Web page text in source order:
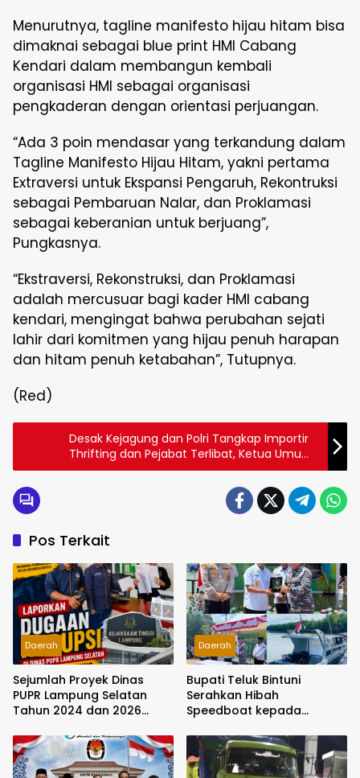
Menurutnya, tagline manifesto hijau hitam bisa
dimaknai sebagai blue print HMI Cabang
Kendari dalam membangun kembali
organisasi HMI sebagai organisasi
pengkaderan dengan orientasi perjuangan.
“Ada 3 poin mendasar yang terkandung dalam
Tagline Manifesto Hijau Hitam, yakni pertama
Extraversi untuk Ekspansi Pengaruh, Rekontruksi
sebagai Pembaruan Nalar, dan Proklamasi
sebagai keberanian untuk berjuang”,
Pungkasnya.
“Ekstraversi, Rekonstruksi, dan Proklamasi
adalah mercusuar bagi kader HMI cabang
kendari, mengingat bahwa perubahan sejati
lahir dari komitmen yang hijau penuh harapan
dan hitam penuh ketabahan”, Tutupnya.
(Red)
Desak Kejagung dan Polri Tangkap Importir
Thrifting dan Pejabat Terlibat, Ketua Umum
APKLI-P: Gurita Puluhan Tahun Laksana
Pos Terkait
Daerah
Sejumlah Proyek Dinas
PUPR Lampung Selatan
Tahun 2024 dan 2026
KEJATI Lampung
Daerah
Bupati Teluk Bintuni
Serahkan Hibah
Speedboat kepada
Ground Breaking
Pelabuhan Babo